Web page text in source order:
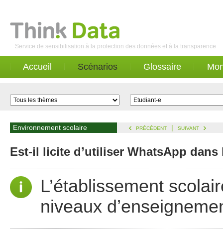
Service de sensibilisation à la protection des données et à la transparence
Accueil Scénarios Glossaire
Environnement scolaire PRÉCÉDENT | SUIVANT
Est-il licite d’utiliser WhatsApp dans
L’établissement
niveaux